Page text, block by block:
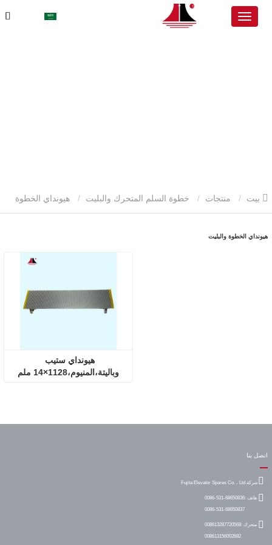
منتجات خطوة السلم المتحرك والبليت هيونداي الخطوة
هيونداي الخطوة والبليت
وباليتة،المنيوم،1128×14 ملم
اتصل بنا
شركة Fujita Elevator Spares Co. ، Ltd
هاتف :0086-531-68650836
0086-531-68650837
متحرك :008613287720568
008613156002682